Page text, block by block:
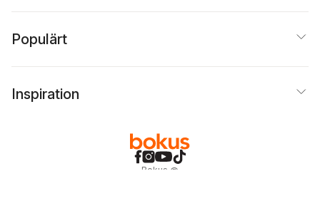
Populärt
Inspiration
Bokus @